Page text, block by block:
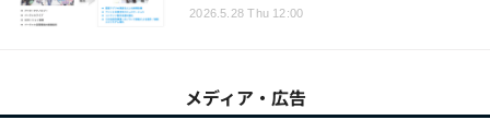
2026.5.28 Thu 12:00
メディア・広告